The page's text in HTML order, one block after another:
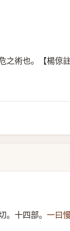
術也。【楊倞
。十四部。 一曰